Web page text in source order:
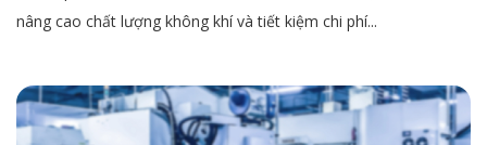
nâng cao chất lượng không khí và tiết kiệm chi phí...